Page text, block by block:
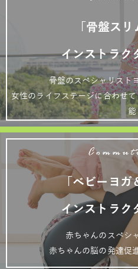
「骨盤スリ
インストラク
骨盤のスペシャリスト
女性のライフステージに合わせ
能
「ベビーヨ
インストラク
赤ちゃんのスペシ
赤ちゃんの脳の発達促